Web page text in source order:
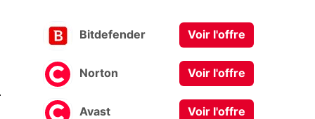
Bitdefender Voir l'offre
Norton Voir l'offre
Avast Voir l'offre